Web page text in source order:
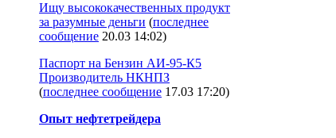
Ищу высококачественных продукт
за разумные деньги (последнее
сообщение 20.03 14:02)
Паспорт на Бензин АИ-95-К5
Производитель НКНПЗ
(последнее сообщение 17.03 17:20)
Опыт нефтетрейдера